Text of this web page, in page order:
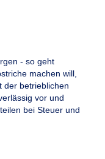
- so geht
machen will,
der betrieblichen
vor und
bei Steuer und